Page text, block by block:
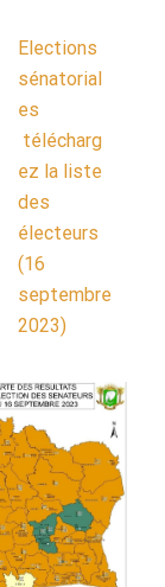
Elections
sénatorial
es
télécharg
ez la liste
des
électeurs
(16
septembre
2023)